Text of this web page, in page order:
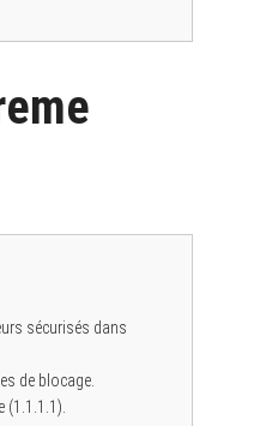
sécurisés dans
de blocage.